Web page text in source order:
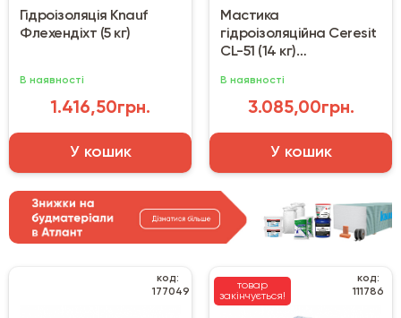
Гідроізоляція Knauf
Флехендіхт (5 кг)
В наявності
1.416,50грн.
У кошик
Мастика
гідроізоляційна Ceresit
CL-51 (14 кг)
В наявності
3.085,00грн.
У кошик
код:
177049
товар
закінчується!
код:
111786